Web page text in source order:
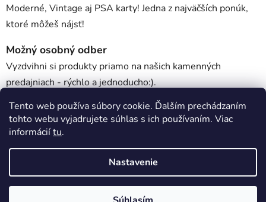
Tento web používa súbory cookie. Ďalším prechádzaním
tohto webu vyjadrujete súhlas s ich používaním. Viac
informáciítu.
Nastavenie
Moderné, Vintage aj PSA karty! Jedna z najväčších ponúk,
ktoré môžeš nájsť!
Možný osobný odber
Vyzdvihni si produkty priamo na našich kamenných
predajniach - rýchlo a jednoducho:).
Popis